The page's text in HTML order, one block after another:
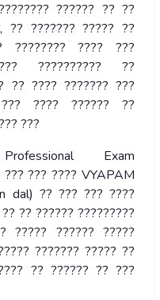
?????? ?? ??
??????? ????? ??
???????? ???? ???
?????????? ??
?? ???? ??????? ???
???? ?????? ??
???
Exam
??? ???? VYAPAM
dal) ?? ??? ??? ????
?? ?????? ?????????
????? ?????? ?????
??????? ????? ??
?? ?????? ?? ???